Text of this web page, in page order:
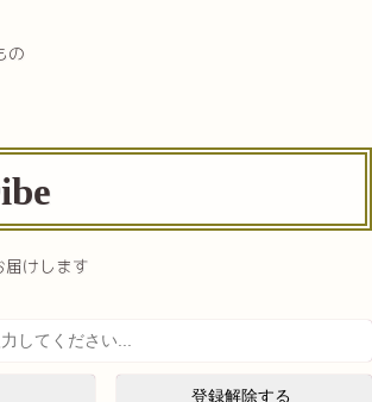
の
届けします